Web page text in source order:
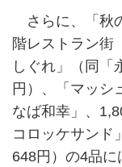
さらに、「秋
階レストラン街
しぐれ」（同「
円）、「マッシ
なば和幸」、
コロッケサンド
648円）の4品